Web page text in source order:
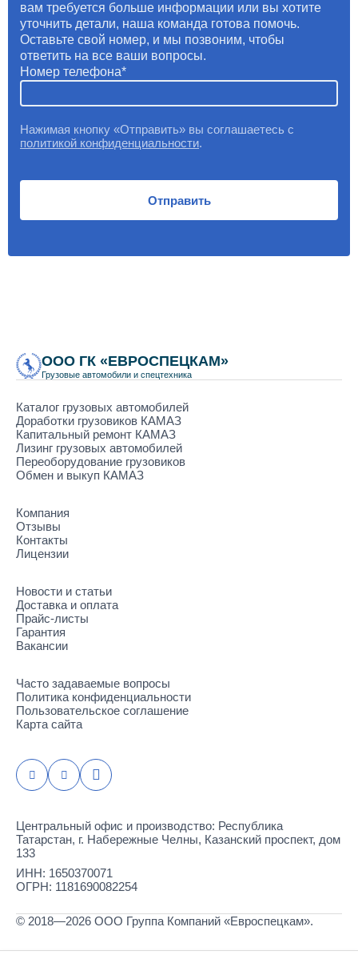
вам требуется больше информации или вы хотите
уточнить детали, наша команда готова помочь.
Оставьте свой номер, и мы позвоним, чтобы
ответить на все ваши вопросы.
Номер телефона
Нажимая кнопку «Отправить» вы соглашаетесь с
политикой конфиденциальности.
Отправить
ООО ГК «ЕВРОСПЕЦКАМ»
Грузовые автомобили и спецтехника
Каталог грузовых автомобилей
Доработки грузовиков КАМАЗ
Капитальный ремонт КАМАЗ
Лизинг грузовых автомобилей
Переоборудование грузовиков
Обмен и выкуп КАМАЗ
Компания
Отзывы
Контакты
Лицензии
Новости и статьи
Доставка и оплата
Прайс-листы
Гарантия
Вакансии
Часто задаваемые вопросы
Политика конфиденциальности
Пользовательское соглашение
Карта сайта
Центральный офис и производство: Республика
Татарстан, г. Набережные Челны, Казанский проспект, дом
133
ИНН: 1650370071
ОГРН: 1181690082254
© 2018—2026 ООО Группа Компаний «Евроспецкам».